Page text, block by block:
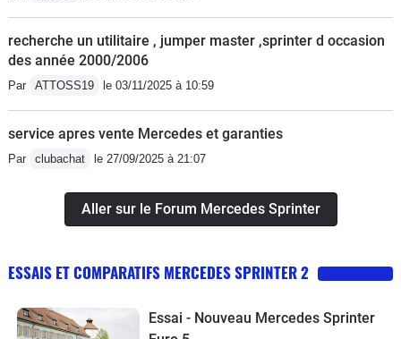
recherche un utilitaire , jumper master ,sprinter d occasion
des année 2000/2006
Par ATTOSS19 le 03/11/2025 à 10:59
service apres vente Mercedes et garanties
Par clubachat le 27/09/2025 à 21:07
Aller sur le Forum Mercedes Sprinter
ESSAIS ET COMPARATIFS MERCEDES SPRINTER 2
Essai - Nouveau Mercedes Sprinter